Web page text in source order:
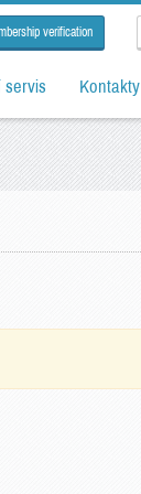
verification
servis Kontakty